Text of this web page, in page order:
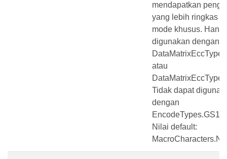
mendapatkan
yang lebih ringkas
mode khusus.
digunakan dengan
atau
Tidak dapat
dengan
Nilai default: